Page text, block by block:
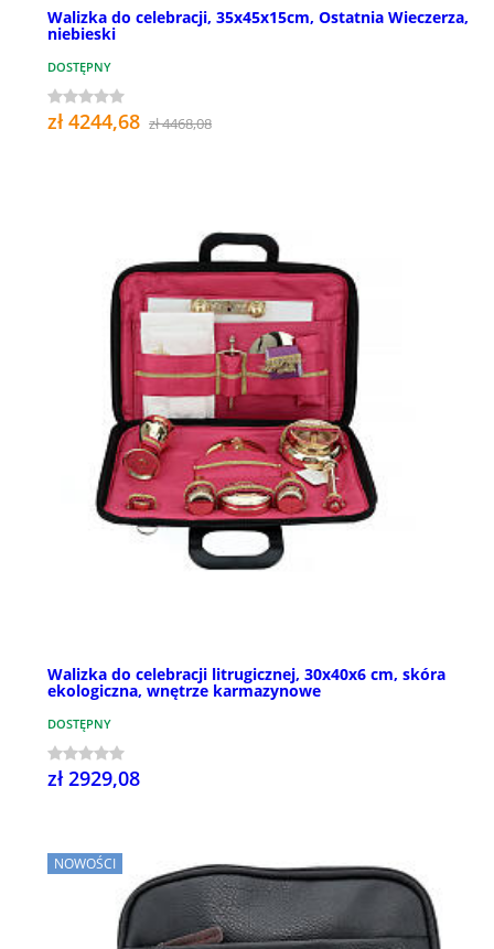
Walizka do celebracji, 35x45x15cm, Ostatnia Wieczerza,
niebieski
DOSTĘPNY
zł 4244,68 zł 4468,08
Walizka do celebracji litrugicznej, 30x40x6 cm, skóra
ekologiczna, wnętrze karmazynowe
DOSTĘPNY
zł 2929,08
NOWOŚCI